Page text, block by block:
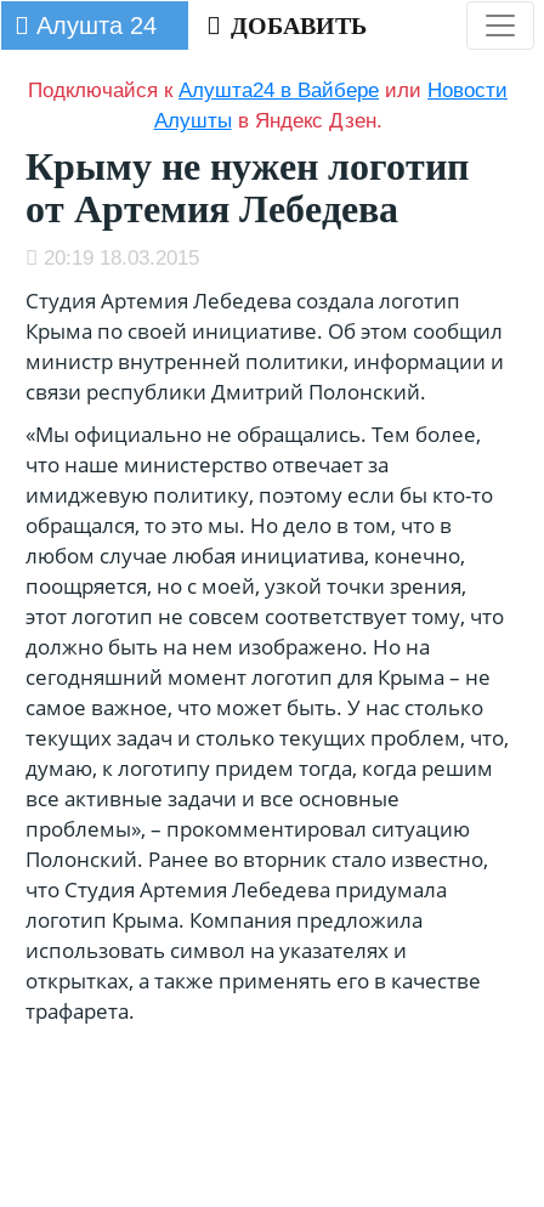
Алушта 24 ДОБАВИТЬ
Подключайся кАлушта24 в Вайбере или Новости
Алушты в Яндекс Дзен.
Крыму не нужен логотип
от Артемия Лебедева
20:19 18.03.2015
Студия Артемия Лебедева создала логотип
Крыма по своей инициативе. Об этом сообщил
министр внутренней политики, информации и
связи республики Дмитрий Полонский.
«Мы официально не обращались. Тем более,
что наше министерство отвечает за
имиджевую политику, поэтому если бы кто-то
обращался, то это мы. Но дело в том, что в
любом случае любая инициатива, конечно,
поощряется, но с моей, узкой точки зрения,
этот логотип не совсем соответствует тому, что
должно быть на нем изображено. Но на
сегодняшний момент логотип для Крыма – не
самое важное, что может быть. У нас столько
текущих задач и столько текущих проблем, что,
думаю, к логотипу придем тогда, когда решим
все активные задачи и все основные
проблемы», – прокомментировал ситуацию
Полонский. Ранее во вторник стало известно,
что Студия Артемия Лебедева придумала
логотип Крыма. Компания предложила
использовать символ на указателях и
открытках, а также применять его в качестве
трафарета.